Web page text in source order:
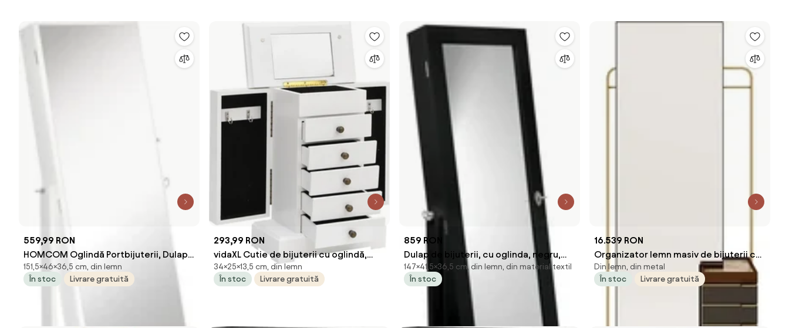
559,99 RON
HOMCOM Oglindă Portbijuterii, Dulap
Portbijuterii cu Unghi Reglabil,
Organizator pentru Inele, Coliere,
Aosom Romania
151,5×46×36,5 cm, din lemn
În stoc
Livrare gratuită
293,99 RON
vidaXL Cutie de bijuterii cu oglindă,
25x13,5x34 cm, MDF
34×25×13,5 cm, din lemn
În stoc
Livrare gratuită
859 RON
Dulap de bijuterii, cu oglinda, negru,
41,5x36,5x147 cm
147×41,5×36,5 cm, din lemn, din material textil
În stoc
16.539 RON
Organizator lemn masiv de bijuterii cu
oglindă Domo
Din lemn, din metal
În stoc
Livrare gratuită